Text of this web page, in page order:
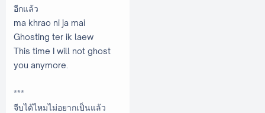
อีกแล้ว
ma khrao ni ja mai
Ghosting ter ik laew
This time I will not ghost
you anymore.
***
จีบได้ไหมไม่อยากเป็นแล้ว